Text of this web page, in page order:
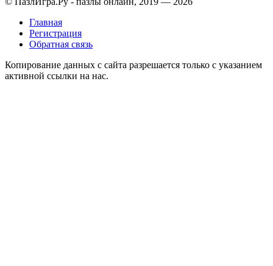
Главная
Регистрация
Обратная связь
Копирование данных с сайта разрешается только с указанием
активной ссылки на нас.